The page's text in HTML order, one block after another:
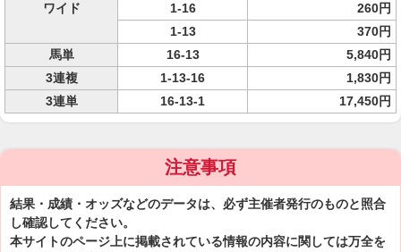
ワイド
1-16
260円
1-13
370円
馬単
16-13
5,840円
3連複
1-13-16
1,830円
3連単
16-13-1 17,450円
注意事項
結果・成績・オッズなどのデータは、必ず主催者発行のものと照合
し確認してください。
本サイトのページ上に掲載されている情報の内容に関しては万全を